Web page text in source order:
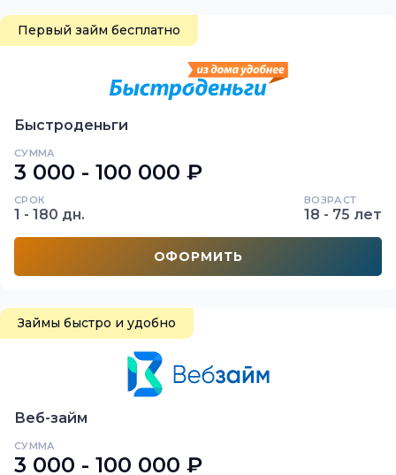
Первый займ бесплатно
Быстроденьги
СУММА
3 000 - 100 000 ₽
СРОК
1 - 180 дн.
ВОЗРАСТ
18 - 75 лет
ОФОРМИТЬ
Займы быстро и удобно
Веб-займ
СУММА
3 000 - 100 000 ₽